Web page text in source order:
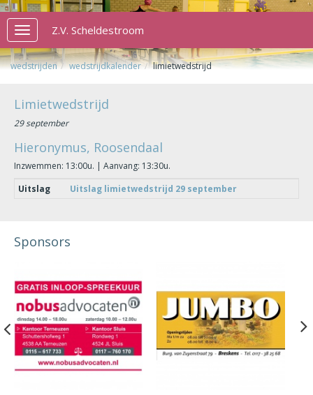
Toggle
navigation
Z.V. Scheldestroom
wedstrijden wedstrijdkalender limietwedstrijd
Limietwedstrijd
29 september
Hieronymus, Roosendaal
Inzwemmen: 13:00u. | Aanvang: 13:30u.
Uitslag
Uitslag limietwedstrijd 29 september
Sponsors
Previous